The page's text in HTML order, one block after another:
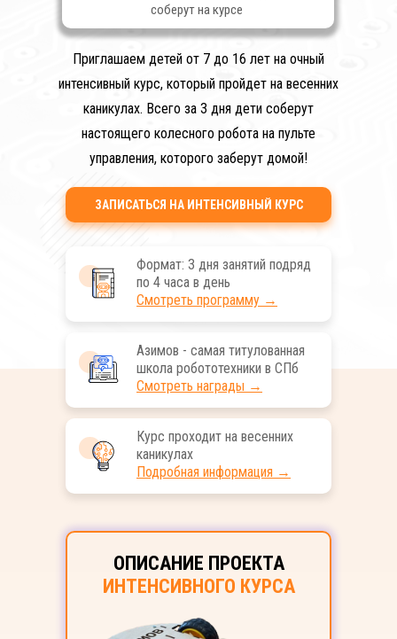
Приглашаем детей от 7 до 16 лет на очный
интенсивный курс, который пройдет на весенних
каникулах. Всего за 3 дня дети соберут
настоящего колесного робота на пульте
управления, которого заберут домой!
ЗАПИСАТЬСЯ НА ИНТЕНСИВНЫЙ КУРС
соберут на курсе
Формат: 3 дня занятий подряд
по 4 часа в день
Смотреть программу →
Курс проходит на весенних
каникулах
Подробная информация →
Азимов - самая титулованная
школа робототехники в СПб
Смотреть награды →
ОПИСАНИЕ ПРОЕКТА
ИНТЕНСИВНОГО КУРСА